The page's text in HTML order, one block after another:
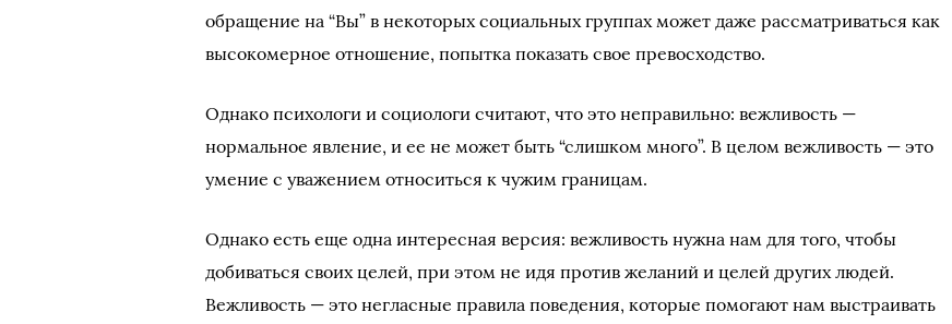
обращение на “Вы” в некоторых социальных группах может даже рассматриваться как
высокомерное отношение, попытка показать свое превосходство.
Однако психологи и социологи считают, что это неправильно: вежливость —
нормальное явление, и ее не может быть “слишком много”. В целом вежливость — это
умение с уважением относиться к чужим границам.
Однако есть еще одна интересная версия: вежливость нужна нам для того, чтобы
добиваться своих целей, при этом не идя против желаний и целей других людей.
Вежливость — это негласные правила поведения, которые помогают нам выстраивать